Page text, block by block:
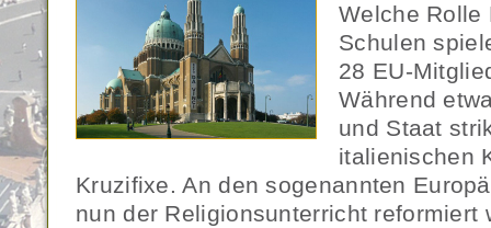
Welche Rolle
Schulen
28 EU-
Während
und Staat
italienischen
Kruzifixe. An den sogenannten
nun der Religionsunterricht reformiert